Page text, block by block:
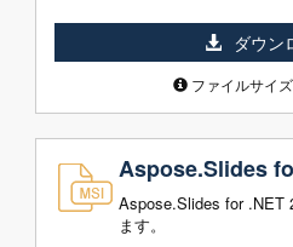
ダウン
ファイルサイ
Aspose.Slides
Aspose.Slides for .NET
ます。